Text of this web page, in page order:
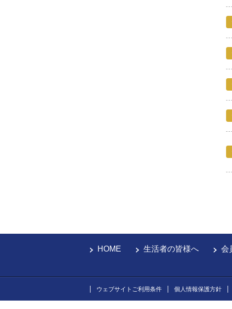
HOME 生活者の皆様へ 会
ウェブサイトご利用条件 個人情報保護方針